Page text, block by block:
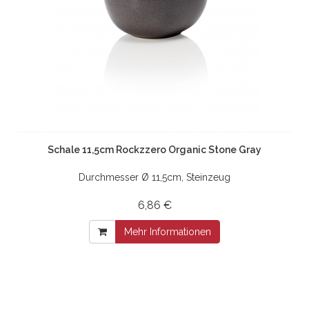
Schale 11,5cm Rockzzero Organic Stone Gray
Durchmesser Ø 11,5cm, Steinzeug
6,86 €
Mehr Informationen